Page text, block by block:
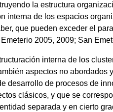
la estructura
interna de los espacios
que pueden exceder el
2005, 2009; San
interna de los
aspectos no
desarrollo de procesos de
clásicos, y que se
separada y en cierto